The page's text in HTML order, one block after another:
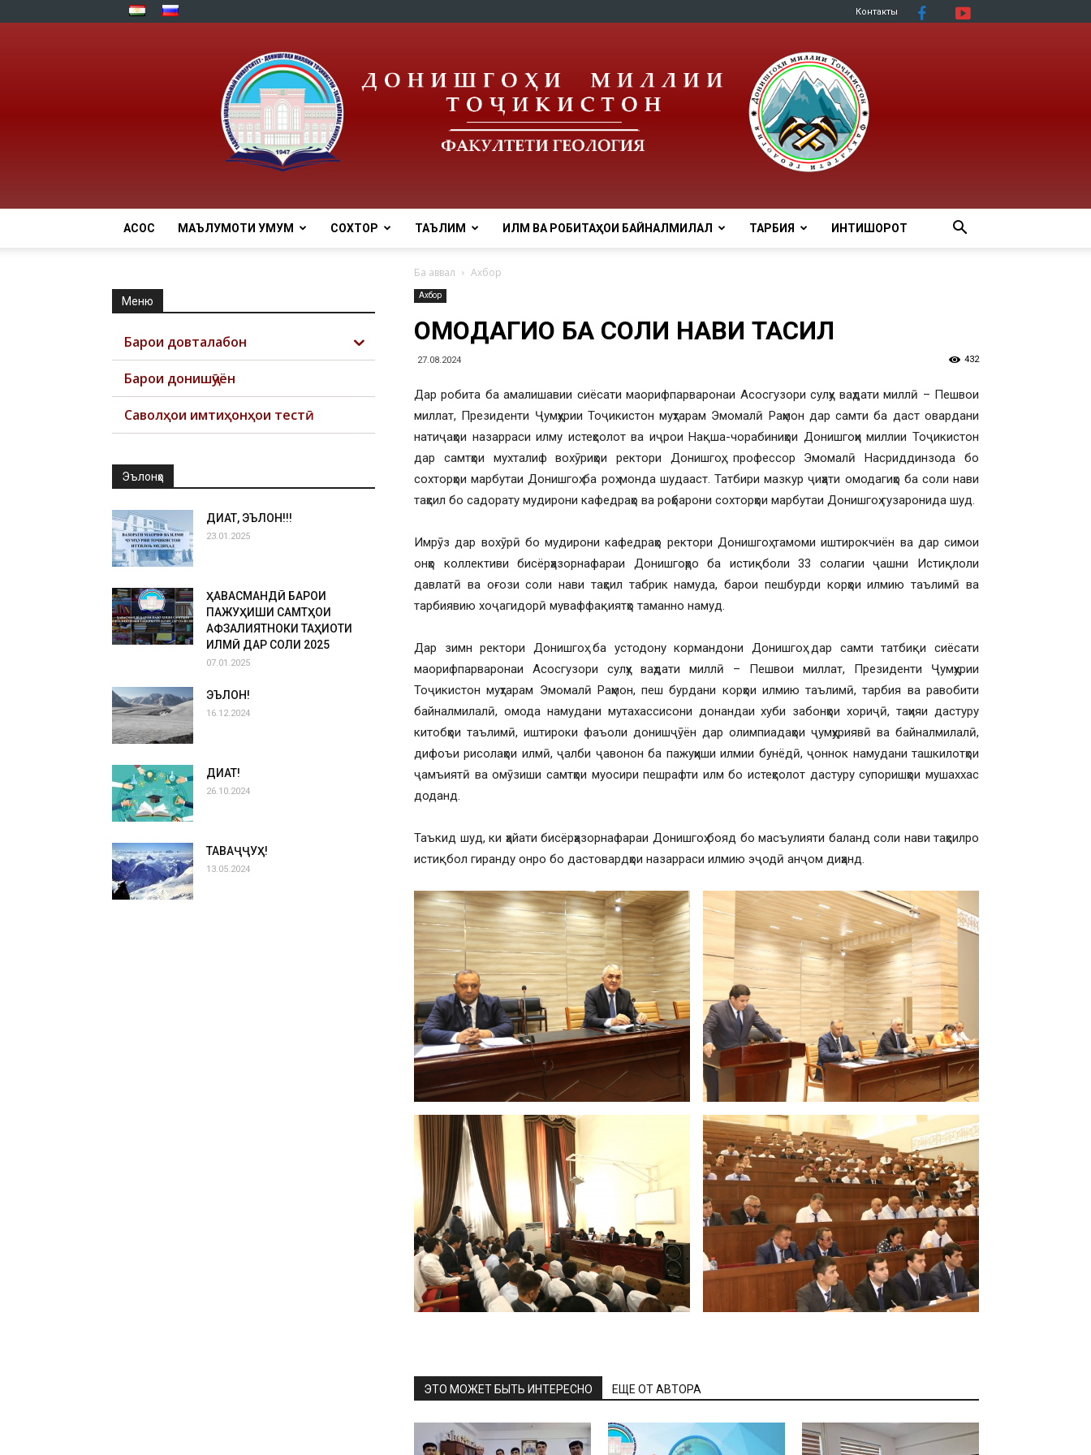
Контакты
АСОСӢ МАЪЛУМОТИ УМУМӢ СОХТОР ТАЪЛИМ ИЛМ ВА РОБИТАҲОИ БАЙНАЛМИЛАЛӢ ТАРБИЯ ИНТИШОРОТ
Ба аввал Ахбор
Ахбор
ОМОДАГИҲО БА СОЛИ НАВИ ТАҲСИЛ
27.08.2024 432
Дар робита ба амалишавии сиёсати маорифпарваронаи Асосгузори сулҳу ваҳдати миллӣ – Пешвои
миллат, Президенти Ҷумҳурии Тоҷикистон муҳтарам Эмомалӣ Раҳмон дар самти ба даст овардани
натиҷаҳои назарраси илму истеҳсолот ва иҷрои Нақша-чорабиниҳои Донишгоҳи миллии Тоҷикистон
дар самтҳои мухталиф вохӯриҳои ректори Донишгоҳ, профессор Эмомалӣ Насриддинзода бо
сохторҳои марбутаи Донишгоҳ ба роҳ монда шудааст. Татбири мазкур ҷиҳати омодагиҳо ба соли нави
таҳсил бо садорату мудирони кафедраҳо ва роҳбарони сохторҳои марбутаи Донишгоҳ гузаронида шуд.
Имрӯз дар вохӯрӣ бо мудирони кафедраҳо ректори Донишгоҳ тамоми иштирокчиён ва дар симои
онҳо коллективи бисёрҳазорнафараи Донишгоҳро ба истиқболи 33 солагии ҷашни Истиқлоли
давлатӣ ва оғози соли нави таҳсил табрик намуда, барои пешбурди корҳои илмию таълимӣ ва
тарбиявию хоҷагидорӣ муваффақиятҳо таманно намуд.
Дар зимн ректори Донишгоҳ ба устодону кормандони Донишгоҳ дар самти татбиқи сиёсати
маорифпарваронаи Асосгузори сулҳу ваҳдати миллӣ – Пешвои миллат, Президенти Ҷумҳурии
Тоҷикистон муҳтарам Эмомалӣ Раҳмон, пеш бурдани корҳои илмию таълимӣ, тарбия ва равобити
байналмилалӣ, омода намудани мутахассисони донандаи хуби забонҳои хориҷӣ, таҳияи дастуру
китобҳои таълимӣ, иштироки фаъоли донишҷӯён дар олимпиадаҳои ҷумҳуриявӣ ва байналмилалӣ,
дифоъи рисолаҳои илмӣ, ҷалби ҷавонон ба пажуҳиши илмии бунёдӣ, ҷоннок намудани ташкилотҳои
ҷамъиятӣ ва омӯзиши самтҳои муосири пешрафти илм бо истеҳсолот дастуру супоришҳои мушаххас
доданд.
Таъкид шуд, ки ҳайати бисёрҳазорнафараи Донишгоҳ бояд бо масъулияти баланд соли нави таҳсилро
истиқбол гиранду онро бо дастовардҳои назарраси илмию эҷодӣ анҷом диҳанд.
ЭТО МОЖЕТ БЫТЬ ИНТЕРЕСНО ЕЩЕ ОТ АВТОРА
Меню
Барои довталабон
Барои донишҷӯён
Саволҳои имтиҳонҳои тестӣ
Эълонҳо
ДИҚҚАТ, ЭЪЛОН!!!
23.01.2025
ҲАВАСМАНДӢ БАРОИ
ПАЖУҲИШИ САМТҲОИ
АФЗАЛИЯТНОКИ ТАҲҚИҚОТИ
ИЛМӢ ДАР СОЛИ 2025
07.01.2025
ЭЪЛОН!
16.12.2024
ДИҚҚАТ!
26.10.2024
ТАВАҶҶУҲ!
13.05.2024